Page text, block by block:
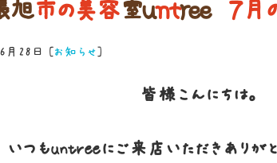
旭市の美容室ｕｎｔｒｅｅ ７月
月28日 [お知らせ]
皆様こんにちは。
いつもuntreeにご来店いただきありが